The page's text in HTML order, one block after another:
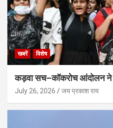
खबरें विशेष
कड़वा सच–कॉकरोच आंदोलन ने
July 26, 2026 जय प्रकाश राय